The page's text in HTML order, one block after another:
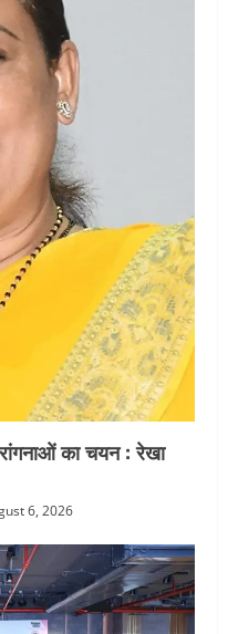
का चयन : रेखा
6, 2026